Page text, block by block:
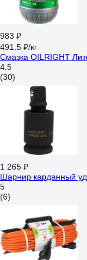
983 ₽
491.5 ₽/кг
Смазка OILRIGHT
4.5
(30)
1 265 ₽
Шарнир карданный
5
(6)